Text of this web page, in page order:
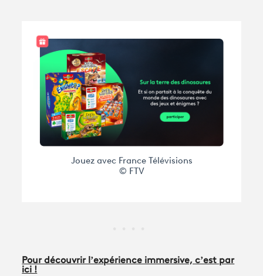
Jouez avec France Télévisions
© FTV
Pour découvrir l’expérience immersive, c’est par
ici !